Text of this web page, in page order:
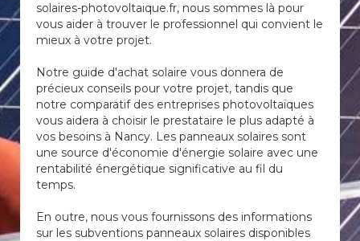
solaires-photovoltaique.fr, nous sommes là pour
vous aider à trouver le professionnel qui convient le
mieux à votre projet.
Notre guide d'achat solaire vous donnera de
précieux conseils pour votre projet, tandis que
notre comparatif des entreprises photovoltaïques
vous aidera à choisir le prestataire le plus adapté à
vos besoins à Nancy. Les panneaux solaires sont
une source d'économie d'énergie solaire avec une
rentabilité énergétique significative au fil du
temps.
En outre, nous vous fournissons des informations
sur les subventions panneaux solaires disponibles